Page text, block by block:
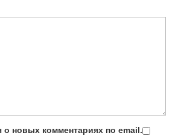
о новых комментариях по email.